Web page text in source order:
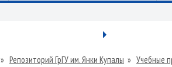
» Репозиторий ГрГУ им. Янки Купалы » Учебные